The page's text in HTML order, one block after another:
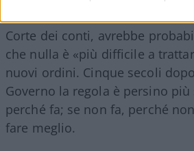
Machiavelli,davanti alla
Corte dei conti, avrebbe
che nulla è «più difficile a
nuovi ordini. Cinque secoli
Governo la regola è persino più
perché fa; se non fa, perché
fare meglio.